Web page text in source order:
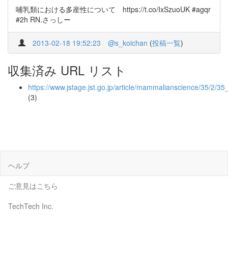
哺乳類における多産性について https://t.co/IxSzuoUK #agqr
#2h RN.さっしー
2013-02-18 19:52:23 @s_koichan (投稿一覧)
収集済み URL リスト
https://www.jstage.jst.go.jp/article/mammalianscience/35/2/
(3)
ヘルプ
ご意見はこちら
TechTech Inc.